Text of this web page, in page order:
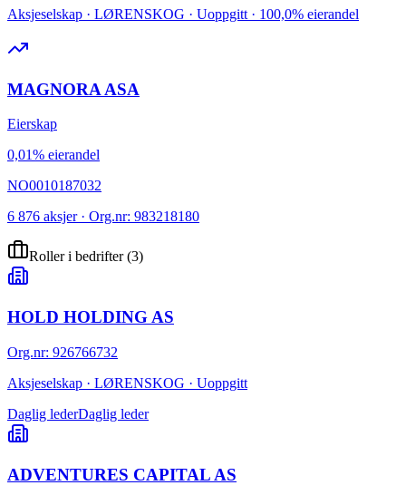
Aksjeselskap · LØRENSKOG · Uoppgitt · 100,0% eierandel
MAGNORA ASA
Eierskap
0,01% eierandel
NO0010187032
6 876 aksjer · Org.nr: 983218180
Roller i bedrifter(3)
HOLD HOLDING AS
Org.nr: 926766732
Aksjeselskap · LØRENSKOG · Uoppgitt
Daglig lederDaglig leder
ADVENTURES CAPITAL AS